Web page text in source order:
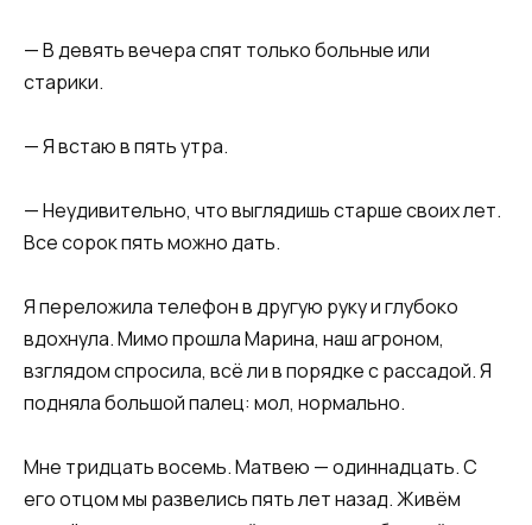
— В девять вечера спят только больные или
старики.
— Я встаю в пять утра.
— Неудивительно, что выглядишь старше своих лет.
Все сорок пять можно дать.
Я переложила телефон в другую руку и глубоко
вдохнула. Мимо прошла Марина, наш агроном,
взглядом спросила, всё ли в порядке с рассадой. Я
подняла большой палец: мол, нормально.
Мне тридцать восемь. Матвею — одиннадцать. С
его отцом мы развелись пять лет назад. Живём